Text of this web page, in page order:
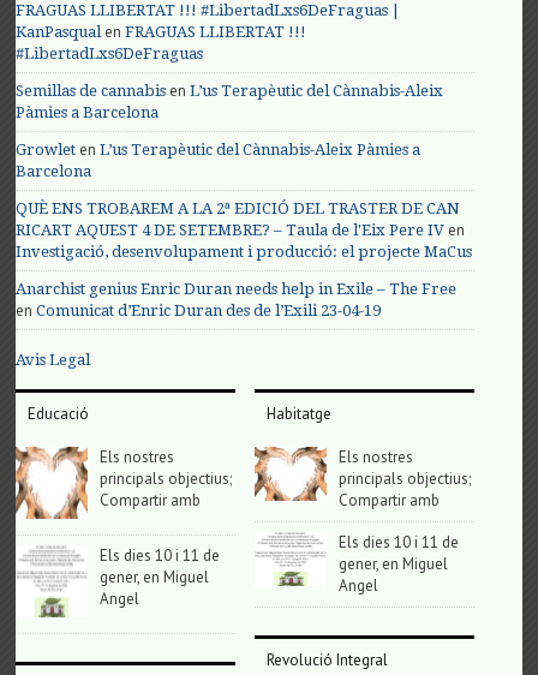
FRAGUAS LLIBERTAT !!! #LibertadLxs6DeFraguas |
KanPasqualenFRAGUAS LLIBERTAT !!!
#LibertadLxs6DeFraguas
Semillas de cannabis enL’us Terapèutic del Cànnabis-Aleix
Pàmies a Barcelona
Growlet enL’us Terapèutic del Cànnabis-Aleix Pàmies a
Barcelona
QUÈ ENS TROBAREM A LA 2ª EDICIÓ DEL TRASTER DE CAN
RICART AQUEST 4 DE SETEMBRE? – Taula de l'Eix Pere IV en
Investigació, desenvolupament i producció: el projecte MaCus
Anarchist genius Enric Duran needs help in Exile – The Free
enComunicat d’Enric Duran des de l’Exili 23-04-19
Avis Legal
Educació
Els nostres
principals objectius;
Compartir amb
Els dies 10 i 11 de
gener, en Miguel
Angel
Habitatge
Els nostres
principals objectius;
Compartir amb
Els dies 10 i 11 de
gener, en Miguel
Angel
Revolució Integral